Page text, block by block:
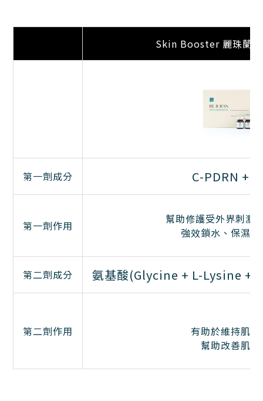
Skin Booster 麗珠蘭
第一劑成分 C-PDRN +
第一劑作用
幫助修護受外界刺激
強效鎖水、保濕
第二劑成分 氨基酸(Glycine + L-Lysine +
第二劑作用
有助於維持肌
幫助改善肌